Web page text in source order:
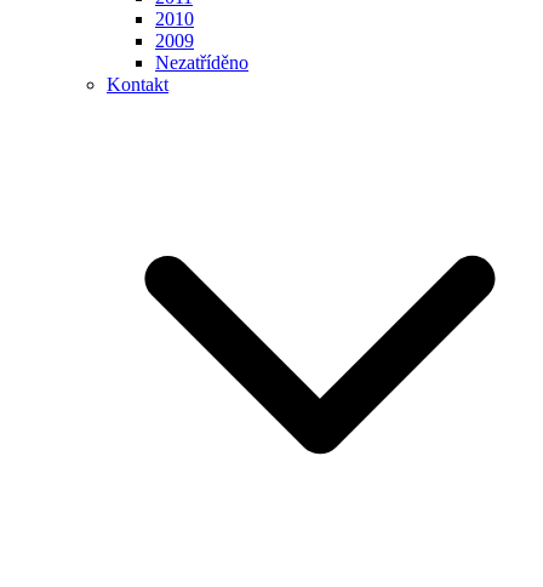
2010
2009
Nezatříděno
Kontakt